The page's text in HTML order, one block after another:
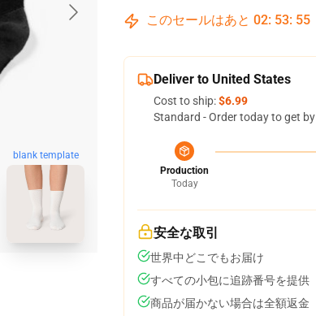
blank template
このセールはあと 02: 53: 54
Deliver to United States
Cost to ship:$6.99
Standard - Order today to get by
Production
Today
安全な取引
世界中どこでもお届け
すべての小包に追跡番号を提供
商品が届かない場合は全額返金